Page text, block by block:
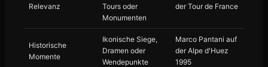
Relevanz
Tours oder
Monumenten
der Tour de France
Historische
Momente
Ikonische Siege,
Dramen oder
Wendepunkte
Marco Pantani auf
der Alpe d'Huez
1995